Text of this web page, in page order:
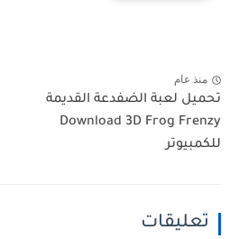
منذ عام
تحميل لعبة الضفدعة القديمة
Download 3D Frog Frenzy
للكمبيوتر
تعليقات